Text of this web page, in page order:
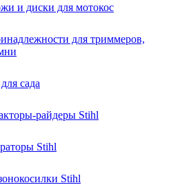
и диски для мотокос
для триммеров,
сада
райдеры Stihl
Stihl
Stihl